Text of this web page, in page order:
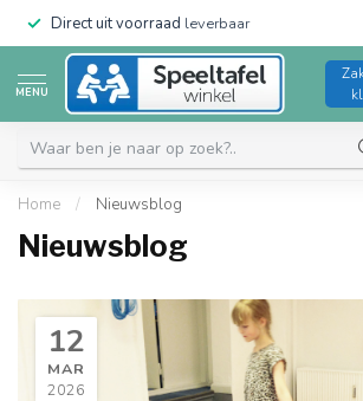
Direct uit voorraad leverbaar
MENU
Home / Nieuwsblog
Nieuwsblog
12
MAR
2026